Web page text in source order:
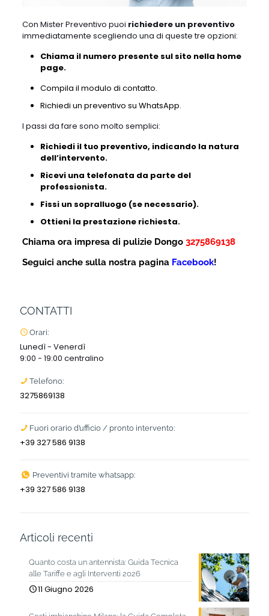
Con Mister Preventivo puoi richiedere un preventivo
immediatamente scegliendo una di queste tre opzioni:
Chiama il numero presente sul sito nella home
page.
Compila il modulo di contatto.
Richiedi un preventivo su WhatsApp.
I passi da fare sono molto semplici:
Richiedi il tuo preventivo, indicando la natura
dell’intervento.
Ricevi una telefonata da parte del
professionista.
Fissi un sopralluogo (se necessario).
Ottieni la prestazione richiesta.
Chiama ora impresa di pulizie Dongo 3275869138
Seguici anche sulla nostra pagina Facebook!
CONTATTI
Orari:
Lunedì - Venerdì
9:00 - 19:00 centralino
Telefono:
3275869138
Fuori orario d’ufficio / pronto intervento:
+39 327 586 9138
Preventivi tramite whatsapp:
+39 327 586 9138
Articoli recenti
Quanto costa un antennista: Guida Tecnica
alle Tariffe e agli Interventi 2026
11 Giugno 2026